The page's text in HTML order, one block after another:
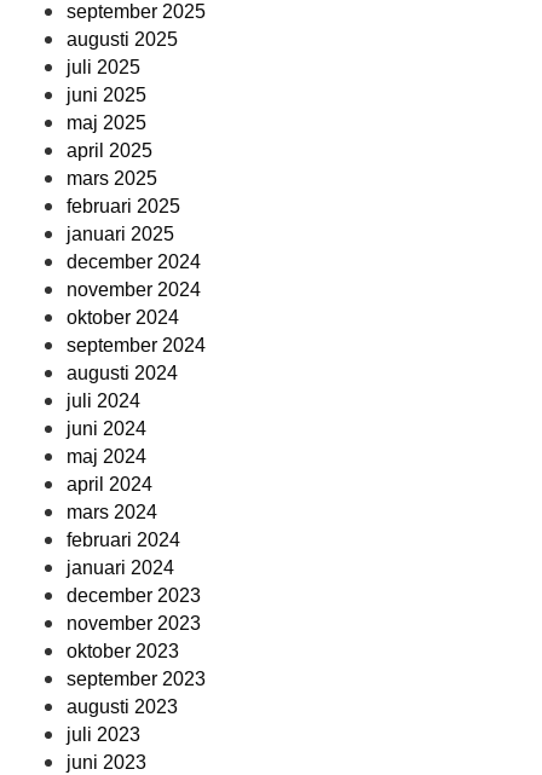
september 2025
augusti 2025
juli 2025
juni 2025
maj 2025
april 2025
mars 2025
februari 2025
januari 2025
december 2024
november 2024
oktober 2024
september 2024
augusti 2024
juli 2024
juni 2024
maj 2024
april 2024
mars 2024
februari 2024
januari 2024
december 2023
november 2023
oktober 2023
september 2023
augusti 2023
juli 2023
juni 2023